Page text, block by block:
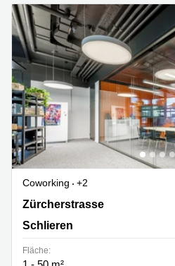
Coworking
+2
Zürcherstrasse 39, Schlieren
Zürcherstrasse
Schlieren
Fläche: